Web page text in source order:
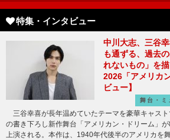
特集・インタビュー
中川大志、三谷
も通ずる、過去
れないもの」を
2026「アメリカ
ビュー】
舞台・ミ
三谷幸喜が長年温めていたテーマを豪華キャスト
の書き下ろし新作舞台「アメリカン・ドリーム」
上演される。本作は、1940年代後半のアメリカを